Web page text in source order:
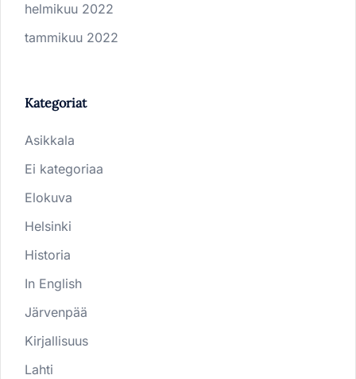
helmikuu 2022
tammikuu 2022
Kategoriat
Asikkala
Ei kategoriaa
Elokuva
Helsinki
Historia
In English
Järvenpää
Kirjallisuus
Lahti